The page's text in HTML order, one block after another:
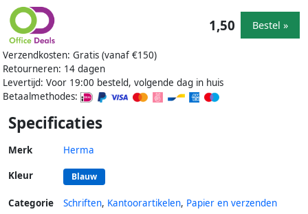
Verzendkosten: Gratis (vanaf €150)
Retourneren: 14 dagen
Levertijd: Voor 19:00 besteld, volgende dag in huis
Betaalmethodes:
1,50 Bestel »
Specificaties
Merk Herma
Kleur Blauw
Categorie Schriften, Kantoorartikelen, Papier en verzenden